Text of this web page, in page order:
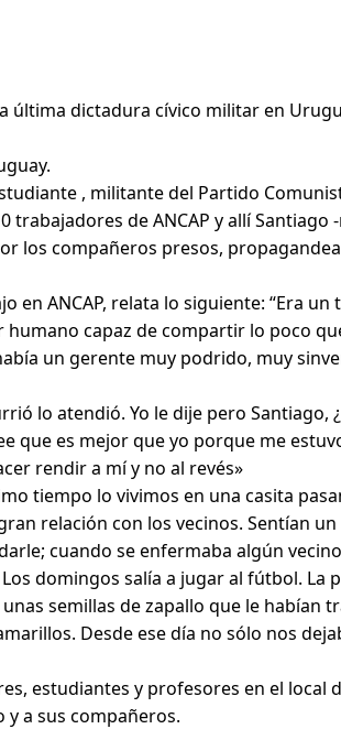
última dictadura cívico militar en
, militante del Partido
de ANCAP y allí
los compañeros presos,
ANCAP, relata lo siguiente: “Era
capaz de compartir lo poco
un gerente muy podrido, muy
lo atendió. Yo le dije pero
que es mejor que yo porque me
rendir a mí y no al revés»
tiempo lo vivimos en una casita
relación con los vecinos. Sentían
cuando se enfermaba algún
domingos salía a jugar al fútbol. La
semillas de zapallo que le habían
Desde ese día no sólo nos
estudiantes y profesores en el local
a sus compañeros.